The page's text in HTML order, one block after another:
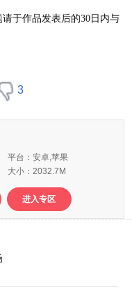
于作品发表后的30日内与
3
平台：安卓,苹果
大小：2032.7M
进入专区